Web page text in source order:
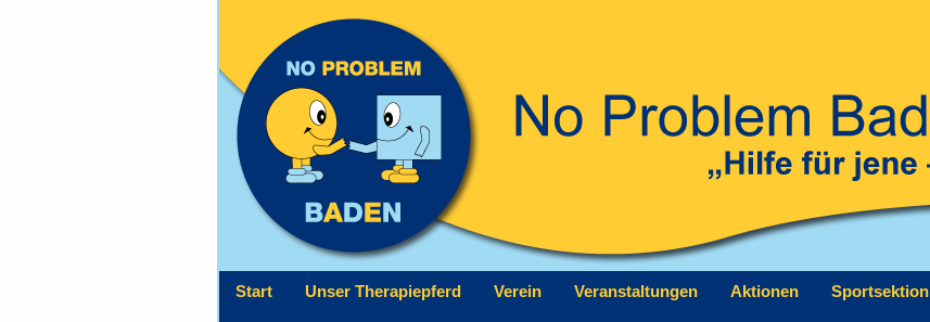
Start Unser Therapiepferd Verein Veranstaltungen Aktionen Sportsektion